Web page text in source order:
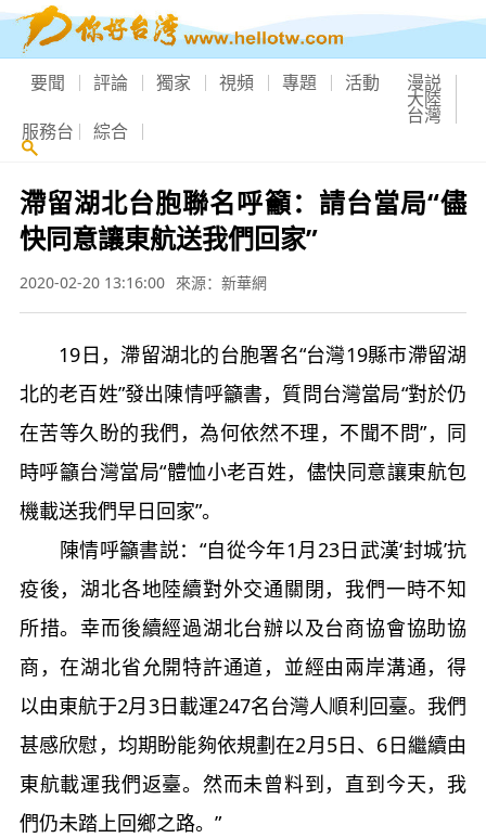
要聞 評論 獨家 視頻 專題 活動 漫説
大陸
台灣
服務台 綜合
滯留湖北台胞聯名呼籲：請台當局“儘
快同意讓東航送我們回家”
2020-02-20 13:16:00 來源：新華網
19日，滯留湖北的台胞署名“台灣19縣市滯留湖
北的老百姓”發出陳情呼籲書，質問台灣當局“對於仍
在苦等久盼的我們，為何依然不理，不聞不問”，同
時呼籲台灣當局“體恤小老百姓，儘快同意讓東航包
機載送我們早日回家”。
陳情呼籲書説：“自從今年1月23日武漢‘封城’抗
疫後，湖北各地陸續對外交通關閉，我們一時不知
所措。幸而後續經過湖北台辦以及台商協會協助協
商，在湖北省允開特許通道，並經由兩岸溝通，得
以由東航于2月3日載運247名台灣人順利回臺。我們
甚感欣慰，均期盼能夠依規劃在2月5日、6日繼續由
東航載運我們返臺。然而未曾料到，直到今天，我
們仍未踏上回鄉之路。”